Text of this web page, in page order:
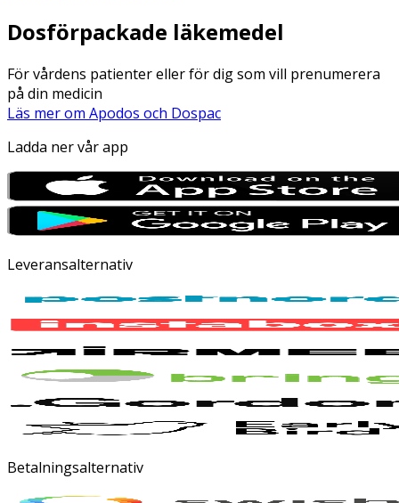
Dosförpackade läkemedel
För vårdens patienter eller för dig som vill prenumerera
på din medicin
Läs mer om Apodos och Dospac
Ladda ner vår app
Leveransalternativ
Betalningsalternativ